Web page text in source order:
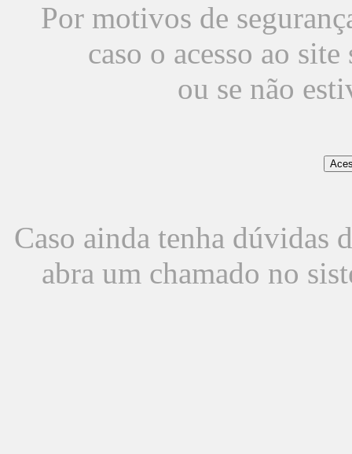
Por motivos de
caso o acesso ao
ou se não
Caso ainda tenha dúvidas
abra um chamado no